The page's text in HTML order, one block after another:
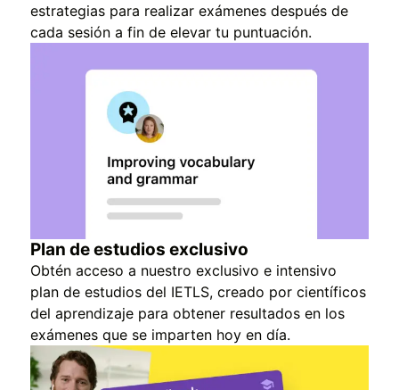
estrategias para realizar exámenes después de
cada sesión a fin de elevar tu puntuación.
Plan de estudios exclusivo
Obtén acceso a nuestro exclusivo e intensivo
plan de estudios del IETLS, creado por científicos
del aprendizaje para obtener resultados en los
exámenes que se imparten hoy en día.